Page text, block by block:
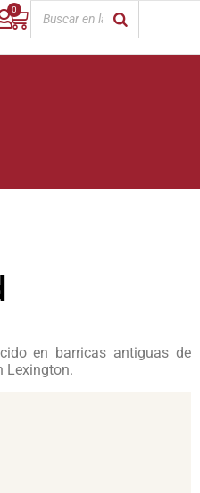
0
en barricas antiguas de
Lexington.